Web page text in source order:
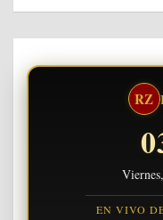
RZ
EN VIVO